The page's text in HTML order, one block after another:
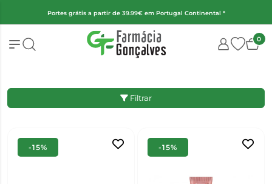
(Exceto fraldas, alimentação infantil e encomendas superiores a
0
Filtrar
-15% -15%